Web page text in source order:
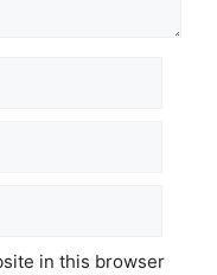
in this browser